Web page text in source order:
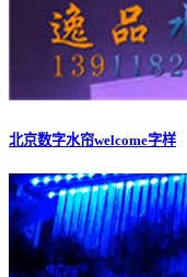
北京数字水帘welcome字样